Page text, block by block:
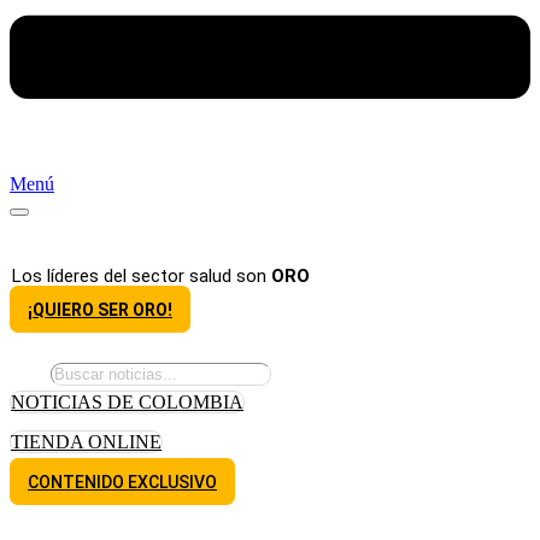
Menú
Los líderes del sector salud son ORO
¡QUIERO SER ORO!
NOTICIAS DE COLOMBIA
TIENDA ONLINE
CONTENIDO EXCLUSIVO